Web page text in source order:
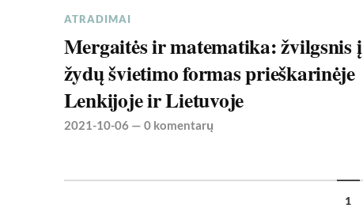
ATRADIMAI
Mergaitės ir matematika: žvilgsnis į
žydų švietimo formas prieškarinėje
Lenkijoje ir Lietuvoje
2021-10-06— 0 komentarų
1